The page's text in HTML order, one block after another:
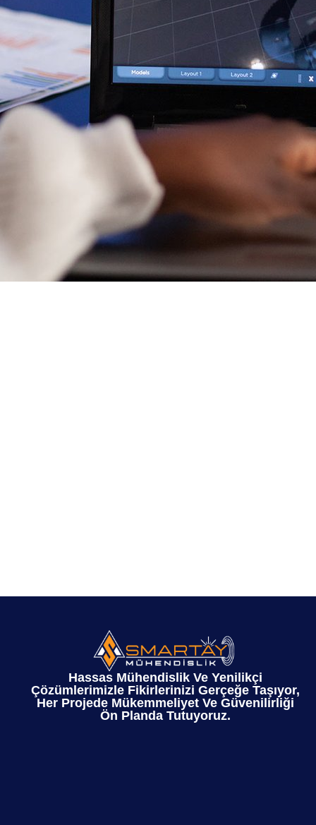
Hassas Mühendislik Ve Yenilikçi
Çözümlerimizle Fikirlerinizi Gerçeğe Taşıyor,
Her Projede Mükemmeliyet Ve Güvenilirliği
Ön Planda Tutuyoruz.